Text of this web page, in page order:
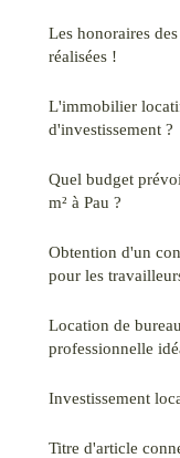
Les honoraires
réalisées !
L'immobilier
d'investissement ?
Quel budget
m² à Pau ?
Obtention d'un
pour les
Location de
professionnelle
Investissement
Titre d'article